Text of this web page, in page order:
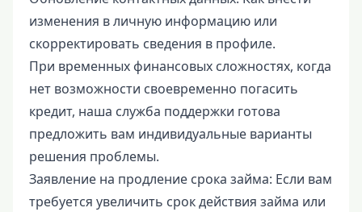
изменения в личную информацию или
скорректировать сведения в профиле.
При временных финансовых сложностях, когда
нет возможности своевременно погасить
кредит, наша служба поддержки готова
предложить вам индивидуальные варианты
решения проблемы.
Заявление на продление срока займа: Если вам
требуется увеличить срок действия займа или